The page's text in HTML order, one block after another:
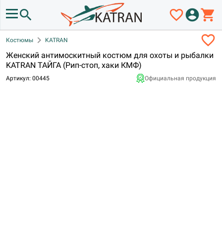
search favorite_borderaccount_circleshopping_cart
Костюмы chevron_right KATRAN favorite_border
Женский антимоскитный костюм для охоты и рыбалки
KATRAN ТАЙГА (Рип-стоп, хаки КМФ)
Артикул: 00445 Официальная продукция